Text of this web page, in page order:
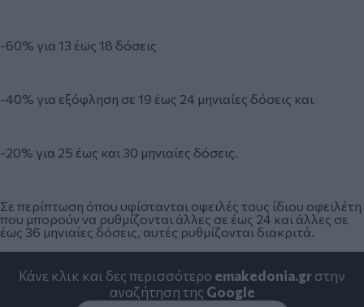
-60% για 13 έως 18 δόσεις
-40% για εξόφληση σε 19 έως 24 μηνιαίες δόσεις και
-20% για 25 έως και 30 μηνιαίες δόσεις.
Σε περίπτωση όπου υφίστανται οφειλές τους ίδιου οφειλέτη
που μπορούν να ρυθμίζονται άλλες σε έως 24 και άλλες σε
έως 36 μηνιαίες δόσεις, αυτές ρυθμίζονται διακριτά.
Κάνε κλικ και δες περισσότερο emakedonia.grστην
αναζήτηση της Google